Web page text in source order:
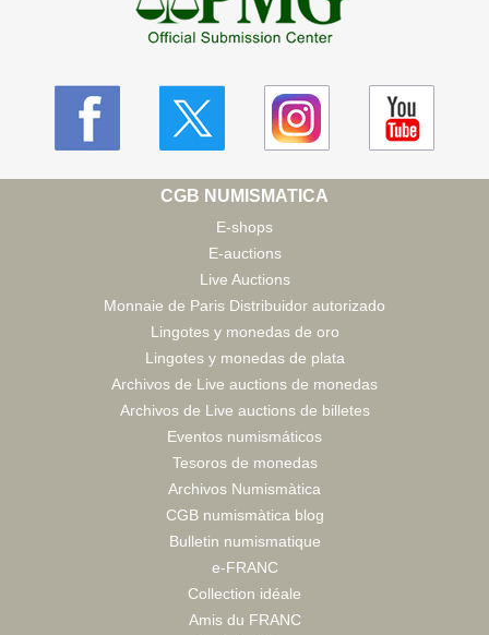
CGB NUMISMATICA
E-shops
E-auctions
Live Auctions
Monnaie de Paris Distribuidor autorizado
Lingotes y monedas de oro
Lingotes y monedas de plata
Archivos de Live auctions de monedas
Archivos de Live auctions de billetes
Eventos numismáticos
Tesoros de monedas
Archivos Numismàtica
CGB numismàtica blog
Bulletin numismatique
e-FRANC
Collection idéale
Amis du FRANC